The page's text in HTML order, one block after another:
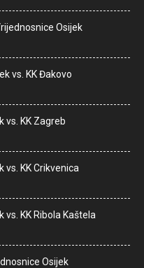
Osijek
vs. KK Đakovo
vs. KK Zagreb
vs. KK Crikvenica
vs. KK Ribola Kaštela
Osijek